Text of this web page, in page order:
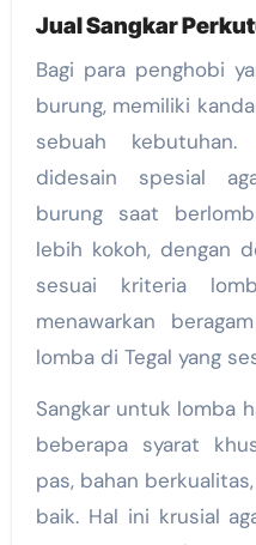
Jual Sangkar
Bagi para penghobi
burung, memiliki
sebuah
didesain spesial
burung saat
lebih kokoh, dengan
sesuai kriteria
menawarkan
lomba di Tegal yang
Sangkar untuk lomba
beberapa syarat
pas, bahan
baik. Hal ini krusial